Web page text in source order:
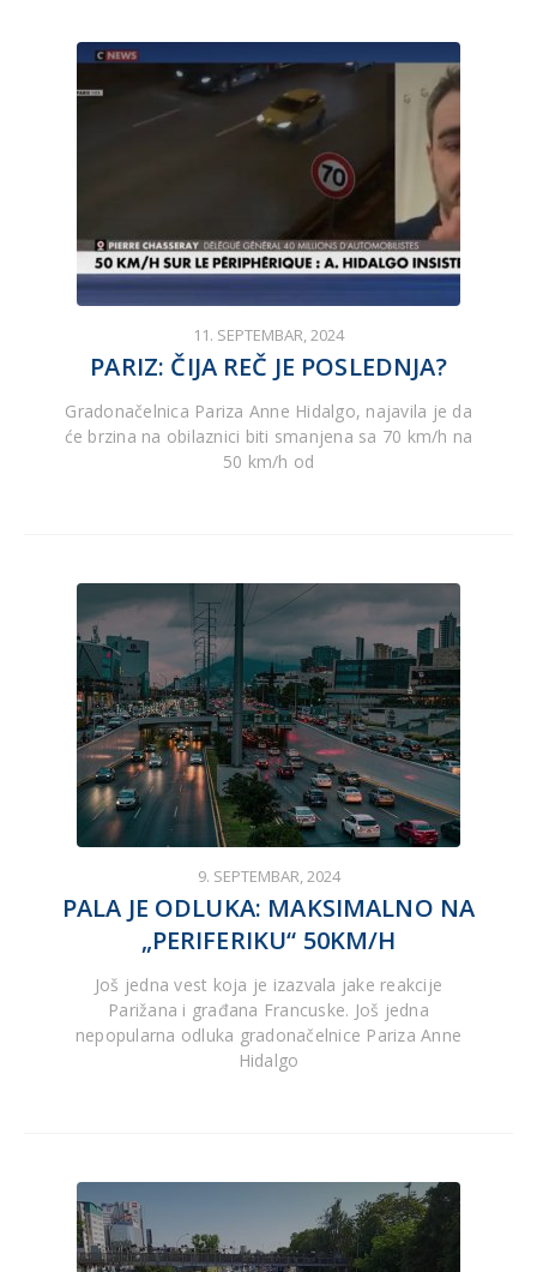
11. SEPTEMBAR, 2024
PARIZ: ČIJA REČ JE POSLEDNJA?
Gradonačelnica Pariza Anne Hidalgo, najavila je da
će brzina na obilaznici biti smanjena sa 70 km/h na
50 km/h od
9. SEPTEMBAR, 2024
PALA JE ODLUKA: MAKSIMALNO NA
„PERIFERIKU“ 50KM/H
Još jedna vest koja je izazvala jake reakcije
Parižana i građana Francuske. Još jedna
nepopularna odluka gradonačelnice Pariza Anne
Hidalgo